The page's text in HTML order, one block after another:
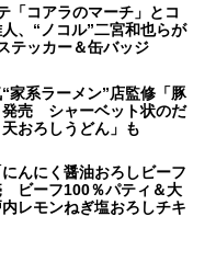
「コアラのマーチ」とコ
、“ノコル”二宮和也らが
テッカー＆缶バッジ
“家系ラーメン”店監修「豚
発売 シャーベット状のだ
おろしうどん」も
にんにく醤油おろしビーフ
ビーフ100％パティ＆大
レモンねぎ塩おろしチキ